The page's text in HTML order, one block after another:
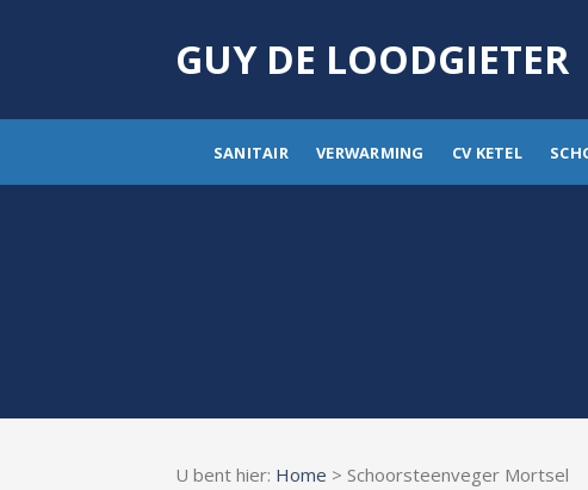
GUY DE LOODGIETER
SANITAIR VERWARMING CV KETEL
U bent hier: Home > Schoorsteenveger Mortsel